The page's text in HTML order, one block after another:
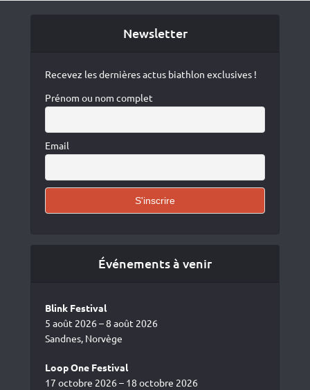
Newsletter
Recevez les dernières actus biathlon exclusives !
Prénom ou nom complet
Email
Événements à venir
Blink Festival
5 août 2026 – 8 août 2026
Sandnes, Norvège
Loop One Festival
17 octobre 2026 – 18 octobre 2026